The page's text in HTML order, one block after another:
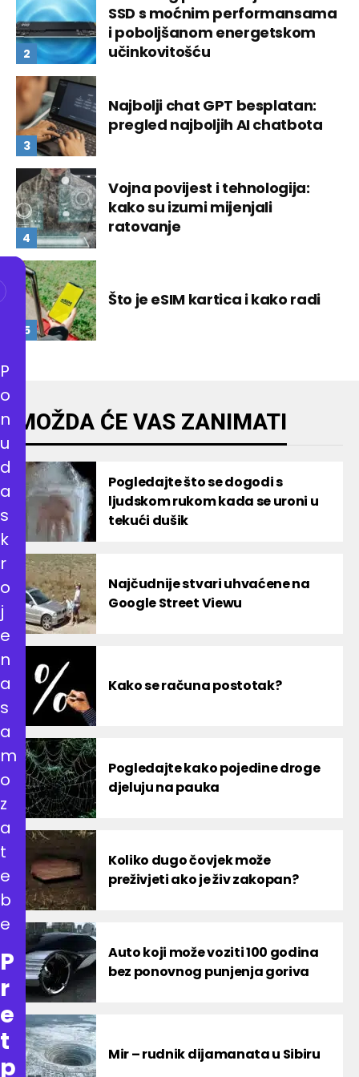
SSD s moćnim performansama
i poboljšanom energetskom
učinkovitošću
Najbolji chat GPT besplatan:
pregled najboljih AI chatbota
Vojna povijest i tehnologija:
kako su izumi mijenjali
ratovanje
Što je eSIM kartica i kako radi
MOŽDA ĆE VAS ZANIMATI
Pogledajte što se dogodi s
ljudskom rukom kada se uroni u
tekući dušik
Najčudnije stvari uhvaćene na
Google Street Viewu
Kako se računa postotak?
Pogledajte kako pojedine droge
djeluju na pauka
Koliko dugo čovjek može
preživjeti ako je živ zakopan?
Auto koji može voziti 100 godina
bez ponovnog punjenja goriva
Mir – rudnik dijamanata u Sibiru
P
o
n
u
d
a
s
k
r
o
j
e
n
a
s
a
m
o
z
a
t
e
b
e
P
r
e
t
p